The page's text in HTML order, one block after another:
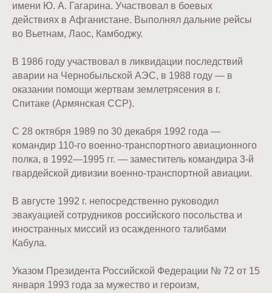
имени Ю. А. Гагарина. Участвовал в боевых
действиях в Афганистане. Выполнял дальние рейсы
во Вьетнам, Лаос, Камбоджу.
В 1986 году участвовал в ликвидации последствий
аварии на Чернобыльской АЭС, в 1988 году — в
оказании помощи жертвам землетрясения в г.
Спитаке (Армянская ССР).
С 28 октября 1989 по 30 декабря 1992 года —
командир 110-го военно-транспортного авиационного
полка, в 1992—1995 гг. — заместитель командира 3-й
гвардейской дивизии военно-транспортной авиации.
В августе 1992 г. непосредственно руководил
эвакуацией сотрудников российского посольства и
иностранных миссий из осажденного талибами
Кабула.
Указом Президента Российской Федерации № 72 от 15
января 1993 года за мужество и героизм,